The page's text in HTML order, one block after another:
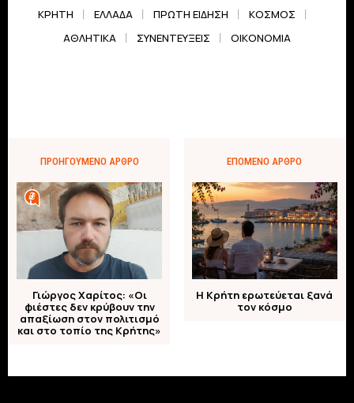
ΚΡΗΤΗ ΕΛΛΆΔΑ ΠΡΏΤΗ ΕΊΔΗΣΗ
ΚΌΣΜΟΣ
ΑΘΛΗΤΙΚΆ
ΣΥΝΕΝΤΕΎΞΕΙΣ ΟΙΚΟΝΟΜΊΑ
ΠΡΟΗΓΟΎΜΕΝΟ ΆΡΘΡΟ
Γιώργος Χαρίτος: «Οι
φιέστες δεν κρύβουν την
απαξίωση στον πολιτισμό
και στο τοπίο της Κρήτης»
ΕΠΌΜΕΝΟ ΆΡΘΡΟ
Η Κρήτη ερωτεύεται ξανά
τον κόσμο